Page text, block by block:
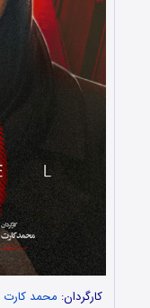
کارگردان: محمد کارت